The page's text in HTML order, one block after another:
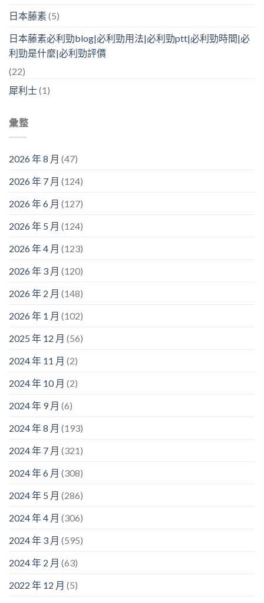
日本藤素(5)
日本藤素必利勁blog|必利勁用法|必利勁ptt|必利勁時間|必
利勁是什麼|必利勁評價
(22)
犀利士(1)
彙整
2026 年 8 月 (47)
2026 年 7 月 (124)
2026 年 6 月 (127)
2026 年 5 月 (124)
2026 年 4 月 (123)
2026 年 3 月 (120)
2026 年 2 月 (148)
2026 年 1 月 (102)
2025 年 12 月 (56)
2024 年 11 月 (2)
2024 年 10 月 (2)
2024 年 9 月 (6)
2024 年 8 月 (193)
2024 年 7 月 (321)
2024 年 6 月 (308)
2024 年 5 月 (286)
2024 年 4 月 (306)
2024 年 3 月 (595)
2024 年 2 月 (63)
2022 年 12 月 (5)